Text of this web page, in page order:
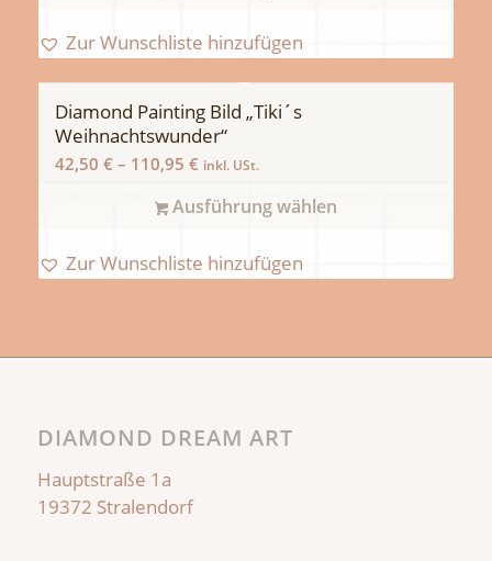
Zur Wunschliste hinzufügen
Diamond Painting Bild „Tiki´s
Weihnachtswunder“
42,50 € – 110,95 € inkl. USt.
Ausführung wählen
Zur Wunschliste hinzufügen
DIAMOND DREAM ART
Hauptstraße 1a
19372 Stralendorf